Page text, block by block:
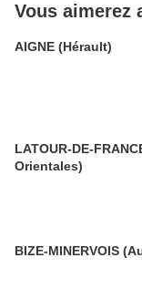
Vous aimerez
AIGNE (Hérault)
LATOUR-DE-
Orientales)
BIZE-MINERVOIS